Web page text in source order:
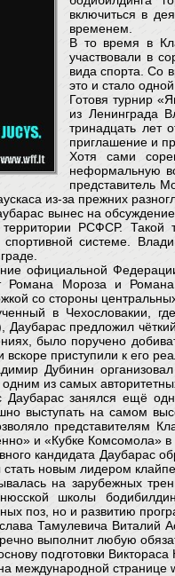
включиться в
временем.
В то время в
участвовали в
вида спорта. Со
это и стало
Готовя турнир
из Ленинграда
тринадцать лет
приглашение и
Хотя сами
неформальную
представитель
из-за прежних
вынес на
РСФСР.
системе.
официальной
Мороза и Романа
со стороны
в Чехословакии,
предложил
было поручено
приступили к его
Дубинин
одним из самых
Даубарас занялся ещё
выступать на самом
представителям
и «Кубке Комсомола» в
кандидата Даубарас
новым лидером
на зарубежных
школы
поз, но и развитию
Тамулевича Виталий
выполнит любую
подготовки
международной странице